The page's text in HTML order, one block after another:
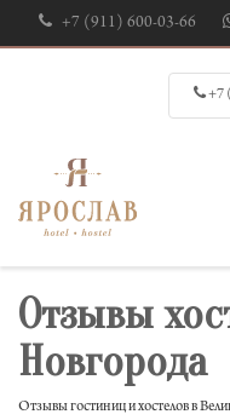
+7 (911) 600-03-66
+7
Отзывы
Новгорода
Отзывы гостиниц и хостелов в